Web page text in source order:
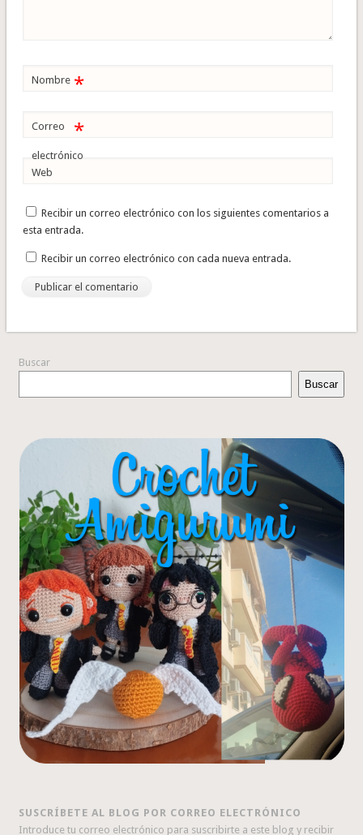
Nombre *
Correo
electrónico
*
Web
Recibir un correo electrónico con los siguientes comentarios a
esta entrada.
Recibir un correo electrónico con cada nueva entrada.
Buscar
Buscar
SUSCRÍBETE AL BLOG POR CORREO ELECTRÓNICO
Introduce tu correo electrónico para suscribirte a este blog y recibir